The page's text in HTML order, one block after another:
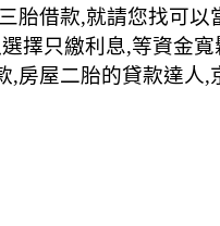
胎借款,就請您找可以
擇只繳利息,等資金
,房屋二胎的貸款達人,